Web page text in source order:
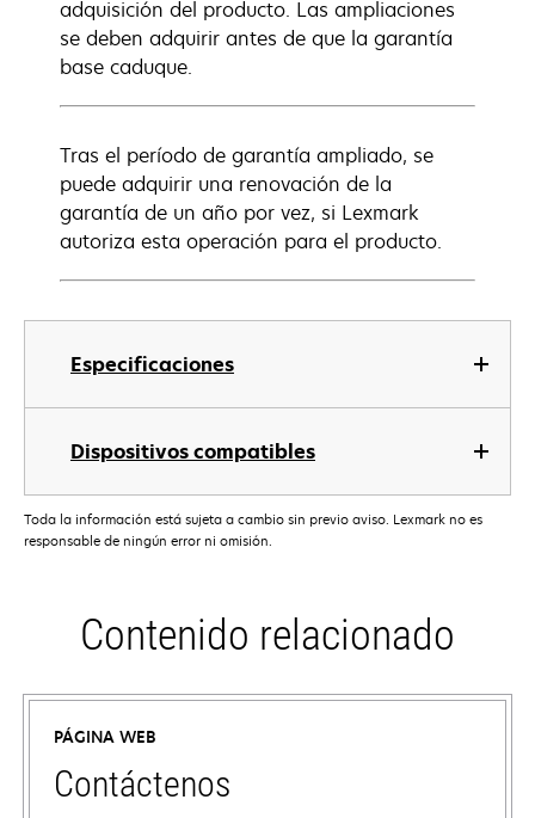
Especificaciones
Dispositivos compatibles
adquisición del producto. Las ampliaciones
se deben adquirir antes de que la garantía
base caduque.
Tras el período de garantía ampliado, se
puede adquirir una renovación de la
garantía de un año por vez, si Lexmark
autoriza esta operación para el producto.
Toda la información está sujeta a cambio sin previo aviso. Lexmark no es
responsable de ningún error ni omisión.
Contenido relacionado
PÁGINA WEB
Contáctenos